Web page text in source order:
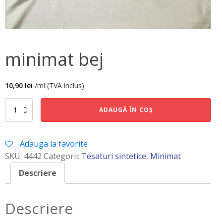
minimat bej
10,90 lei /ml (TVA inclus)
Cantitate
minimat
ADAUGĂ ÎN COȘ
Adauga la favorite
SKU: 4442 Categorii: Tesaturi sintetice, Minimat
Descriere
Descriere